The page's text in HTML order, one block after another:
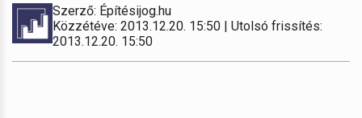
Szerző: Építésijog.hu
Közzétéve: 2013.12.20. 15:50 | Utolsó frissítés:
2013.12.20. 15:50